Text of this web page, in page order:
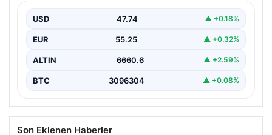
Dijital ortamında bireylerin seviyeli bir biçimde irtibat
USD 47.74 ▲ +0.18%
EUR 55.25 ▲ +0.32%
ALTIN 6660.6 ▲ +2.59%
BTC 3096304 ▲ +0.08%
Son Eklenen Haberler